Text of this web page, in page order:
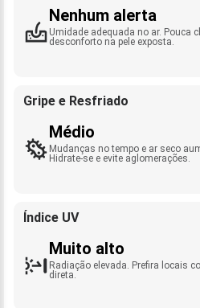
Nenhum alerta
Umidade adequada no ar. Pouca
desconforto na pele exposta.
Gripe e Resfriado
Médio
Mudanças no tempo e ar seco
Hidrate-se e evite aglomerações.
Índice UV
Muito alto
Radiação elevada. Prefira locais
direta.